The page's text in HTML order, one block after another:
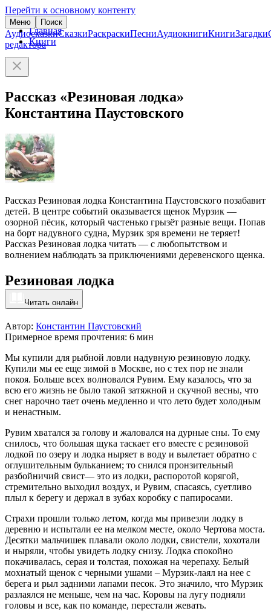
Перейти к основному контенту
Меню Поиск
АудиосказкиСказкиРаскраскиПесниАудиокнигиКнигиЗагадки
редактора
Главная
Книги
Рассказ «Резиновая лодка»
Константина Паустовского
Рассказ Резиновая лодка Константина Паустовского позабавит
детей. В центре событий оказывается щенок Мурзик —
озорной пёсик, который частенько грызёт разные вещи. Попав
на борт надувного судна, Мурзик зря времени не теряет!
Рассказ Резиновая лодка читать — с любопытством и
волнением наблюдать за приключениями деревенского щенка.
Резиновая лодка
Читать онлайн
Автор: Константин Паустовский
Примерное время прочтения: 6 мин
Мы купили для рыбной ловли надувную резиновую лодку.
Купили мы ее еще зимой в Москве, но с тех пор не знали
покоя. Больше всех волновался Рувим. Ему казалось, что за
всю его жизнь не было такой затяжной и скучной весны, что
снег нарочно тает очень медленно и что лето будет холодным
и ненастным.
Рувим хватался за голову и жаловался на дурные сны. То ему
снилось, что большая щука таскает его вместе с резиновой
лодкой по озеру и лодка ныряет в воду и вылетает обратно с
оглушительным бульканием; то снился пронзительный
разбойничий свист— это из лодки, распоротой корягой,
стремительно выходил воздух, и Рувим, спасаясь, суетливо
плыл к берегу и держал в зубах коробку с папиросами.
Страхи прошли только летом, когда мы привезли лодку в
деревню и испытали ее на мелком месте, около Чертова моста.
Десятки мальчишек плавали около лодки, свистели, хохотали
и ныряли, чтобы увидеть лодку снизу. Лодка спокойно
покачивалась, серая и толстая, похожая на черепаху. Белый
мохнатый щенок с черными ушами – Мурзик-лаял на нее с
берега и рыл задними лапами песок. Это значило, что Мурзик
разлаялся не меньше, чем на час. Коровы на лугу подняли
головы и все, как по команде, перестали жевать.